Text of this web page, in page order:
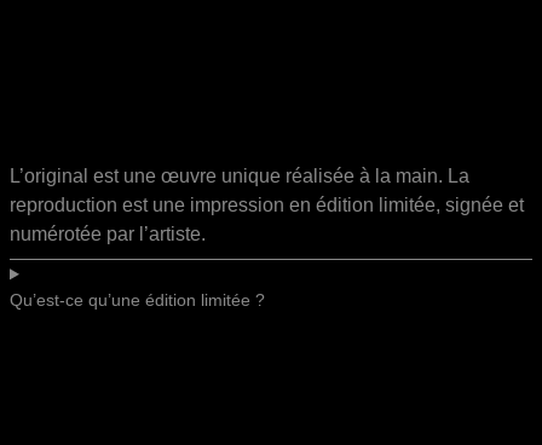
L’original est une œuvre unique réalisée à la main. La
reproduction est une impression en édition limitée, signée et
numérotée par l’artiste.
Qu’est-ce qu’une édition limitée ?